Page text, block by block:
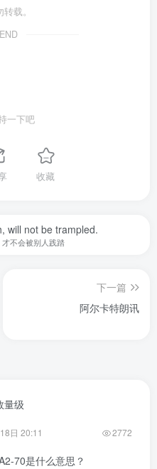
载。
一下吧
收藏
will not be trampled.
不会被别人践踏
下一篇
阿尔卡特朗讯
级
日 20:11 2772
70是什么意思？